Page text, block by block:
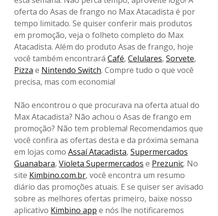
oferta do Asas de frango no Max Atacadista é por
tempo limitado. Se quiser conferir mais produtos
em promoção, veja o folheto completo do Max
Atacadista. Além do produto Asas de frango, hoje
você também encontrará Café, Celulares, Sorvete,
Pizza e Nintendo Switch. Compre tudo o que você
precisa, mas com economia!
Não encontrou o que procurava na oferta atual do
Max Atacadista? Não achou o Asas de frango em
promoção? Não tem problema! Recomendamos que
você confira as ofertas desta e da próxima semana
em lojas como Assaí Atacadista, Supermercados
Guanabara, Violeta Supermercados e Prezunic. No
site Kimbino.com.br, você encontra um resumo
diário das promoções atuais. E se quiser ser avisado
sobre as melhores ofertas primeiro, baixe nosso
aplicativo Kimbino app e nós lhe notificaremos